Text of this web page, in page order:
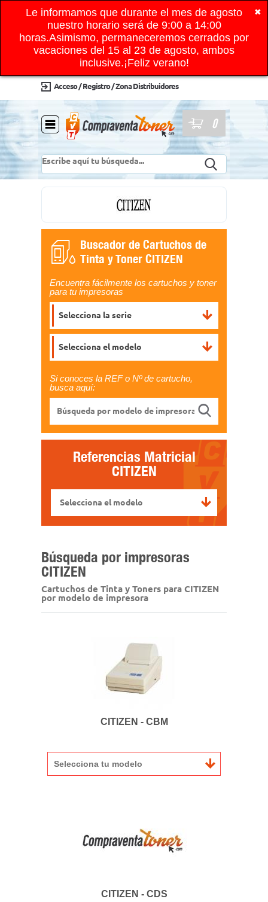
✖
Le informamos que durante el mes de agosto
nuestro horario será de 9:00 a 14:00
horas.Asimismo, permaneceremos cerrados por
vacaciones del 15 al 23 de agosto, ambos
inclusive.¡Feliz verano!
Acceso / Registro / Zona Distribuidores
0
Buscador de Cartuchos de
Tinta y Toner CITIZEN
Encuentra fácilmente los cartuchos y toner
para tu impresoras
Selecciona la serie
Selecciona el modelo
Si conoces la REF o Nº de cartucho,
busca aquí:
Referencias Matricial
CITIZEN
Selecciona el modelo
Búsqueda por impresoras
CITIZEN
Cartuchos de Tinta y Toners para CITIZEN
por modelo de impresora
CITIZEN - CBM
Selecciona tu modelo
CITIZEN - CDS